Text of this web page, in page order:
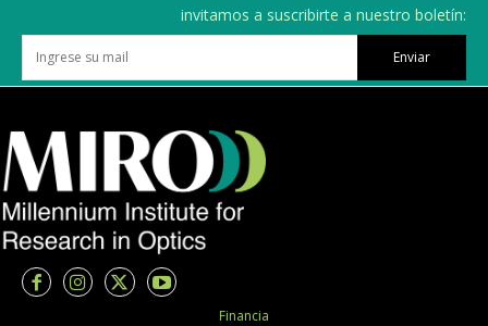
invitamos a suscribirte a nuestro boletín:
Enviar
Financia